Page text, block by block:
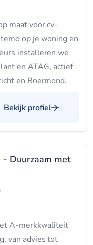
maat voor cv-
op je woning en
installeren we
en ATAG, actief
en Roermond.
Bekijk profiel
- Duurzaam met
A-merkkwaliteit
van advies tot